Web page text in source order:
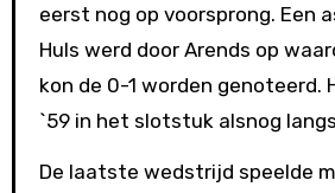
eerst nog op voorsprong. Een
Huls werd door Arends op
kon de 0-1 worden genoteerd.
`59 in het slotstuk alsnog
De laatste wedstrijd speelde